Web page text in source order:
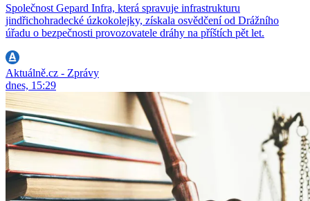
Společnost Gepard Infra, která spravuje infrastrukturu
jindřichohradecké úzkokolejky, získala osvědčení od Drážního
úřadu o bezpečnosti provozovatele dráhy na příštích pět let.
Aktuálně.cz - Zprávy
dnes, 15:29